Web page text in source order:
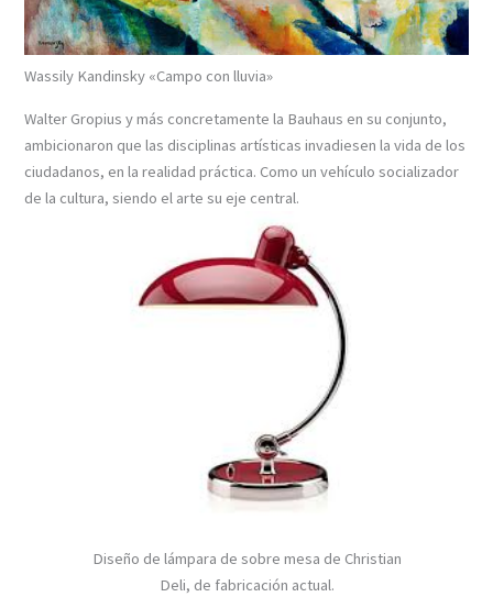
Wassily Kandinsky «Campo con lluvia»
Walter Gropius y más concretamente la Bauhaus en su conjunto,
ambicionaron que las disciplinas artísticas invadiesen la vida de los
ciudadanos, en la realidad práctica. Como un vehículo socializador
de la cultura, siendo el arte su eje central.
Diseño de lámpara de sobre mesa de Christian
Deli, de fabricación actual.